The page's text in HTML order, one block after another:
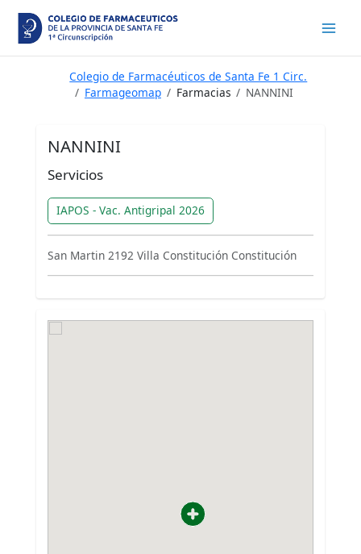
contenido
Colegio de Farmacéuticos de Santa Fe 1 Circ.
Farmageomap
Farmacias NANNINI
NANNINI
Servicios
IAPOS - Vac. Antigripal 2026
San Martin 2192 Villa Constitución Constitución